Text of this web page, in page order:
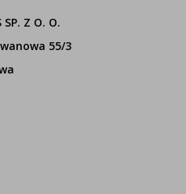
SP. Z O. O.
55/3